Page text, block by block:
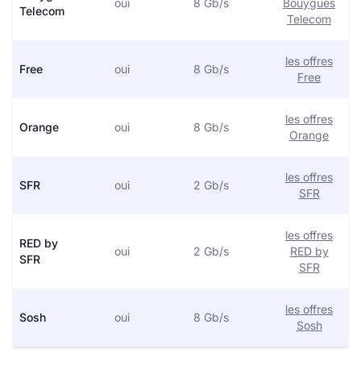
Telecom
oui 8 Gb/s
Bouygues
Telecom
Free oui 8 Gb/s
les offres
Free
Orange oui 8 Gb/s
les offres
Orange
SFR oui 2 Gb/s
les offres
SFR
RED by
SFR
oui 2 Gb/s
les offres
RED by
SFR
Sosh oui 8 Gb/s
les offres
Sosh